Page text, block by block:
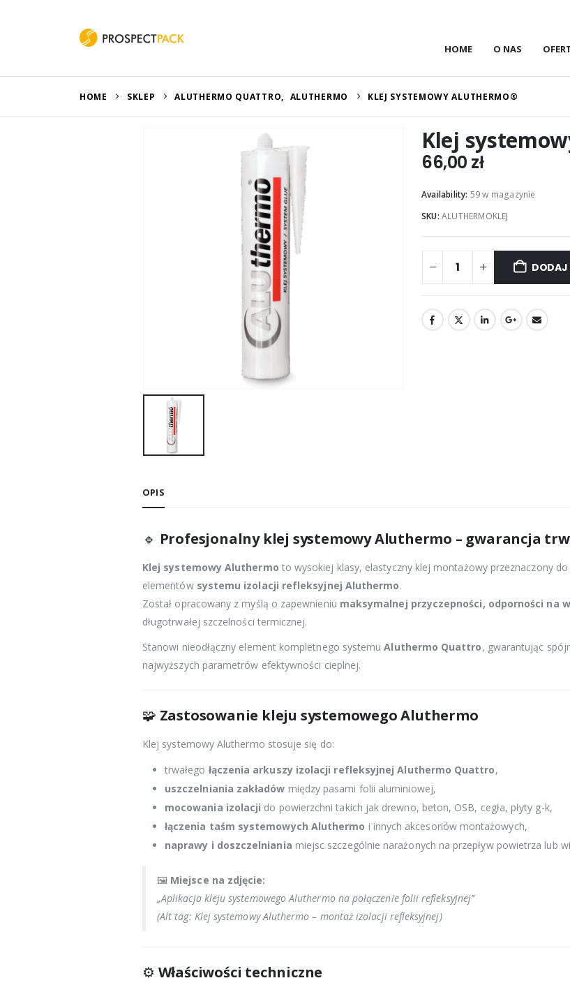
HOME O NAS
HOME SKLEP ALUTHERMO QUATTRO, ALUTHERMO KLEJ SYSTEMOWY ALUTHERMO®
Klej
66,00 zł
Availability: 59 w magazynie
SKU: ALUTHERMOKLEJ
DODAJ
OPIS
🔹 Profesjonalny klej systemowy Aluthermo – gwarancja
Klej systemowy Aluthermo to wysokiej klasy, elastyczny klej montażowy przeznaczony
elementów systemu izolacji refleksyjnej Aluthermo.
Został opracowany z myślą o zapewnieniu maksymalnej przyczepności, odporności na
długotrwałej szczelności termicznej.
Stanowi nieodłączny element kompletnego systemuAluthermo Quattro, gwarantując
najwyższych parametrów efektywności cieplnej.
🧩 Zastosowanie kleju systemowego Aluthermo
Klej systemowy Aluthermo stosuje się do:
trwałego łączenia arkuszy izolacji refleksyjnej Aluthermo Quattro,
uszczelniania zakładów między pasami folii aluminiowej,
mocowania izolacji do powierzchni takich jak drewno, beton, OSB, cegła, płyty g-k,
łączenia taśm systemowych Aluthermo i innych akcesoriów montażowych,
naprawy i doszczelniania miejsc szczególnie narażonych na przepływ powietrza lub
🖼️ Miejsce na zdjęcie:
„Aplikacja kleju systemowego Aluthermo na połączenie folii refleksyjnej”
(Alt tag: Klej systemowy Aluthermo – montaż izolacji refleksyjnej)
⚙️ Właściwości techniczne